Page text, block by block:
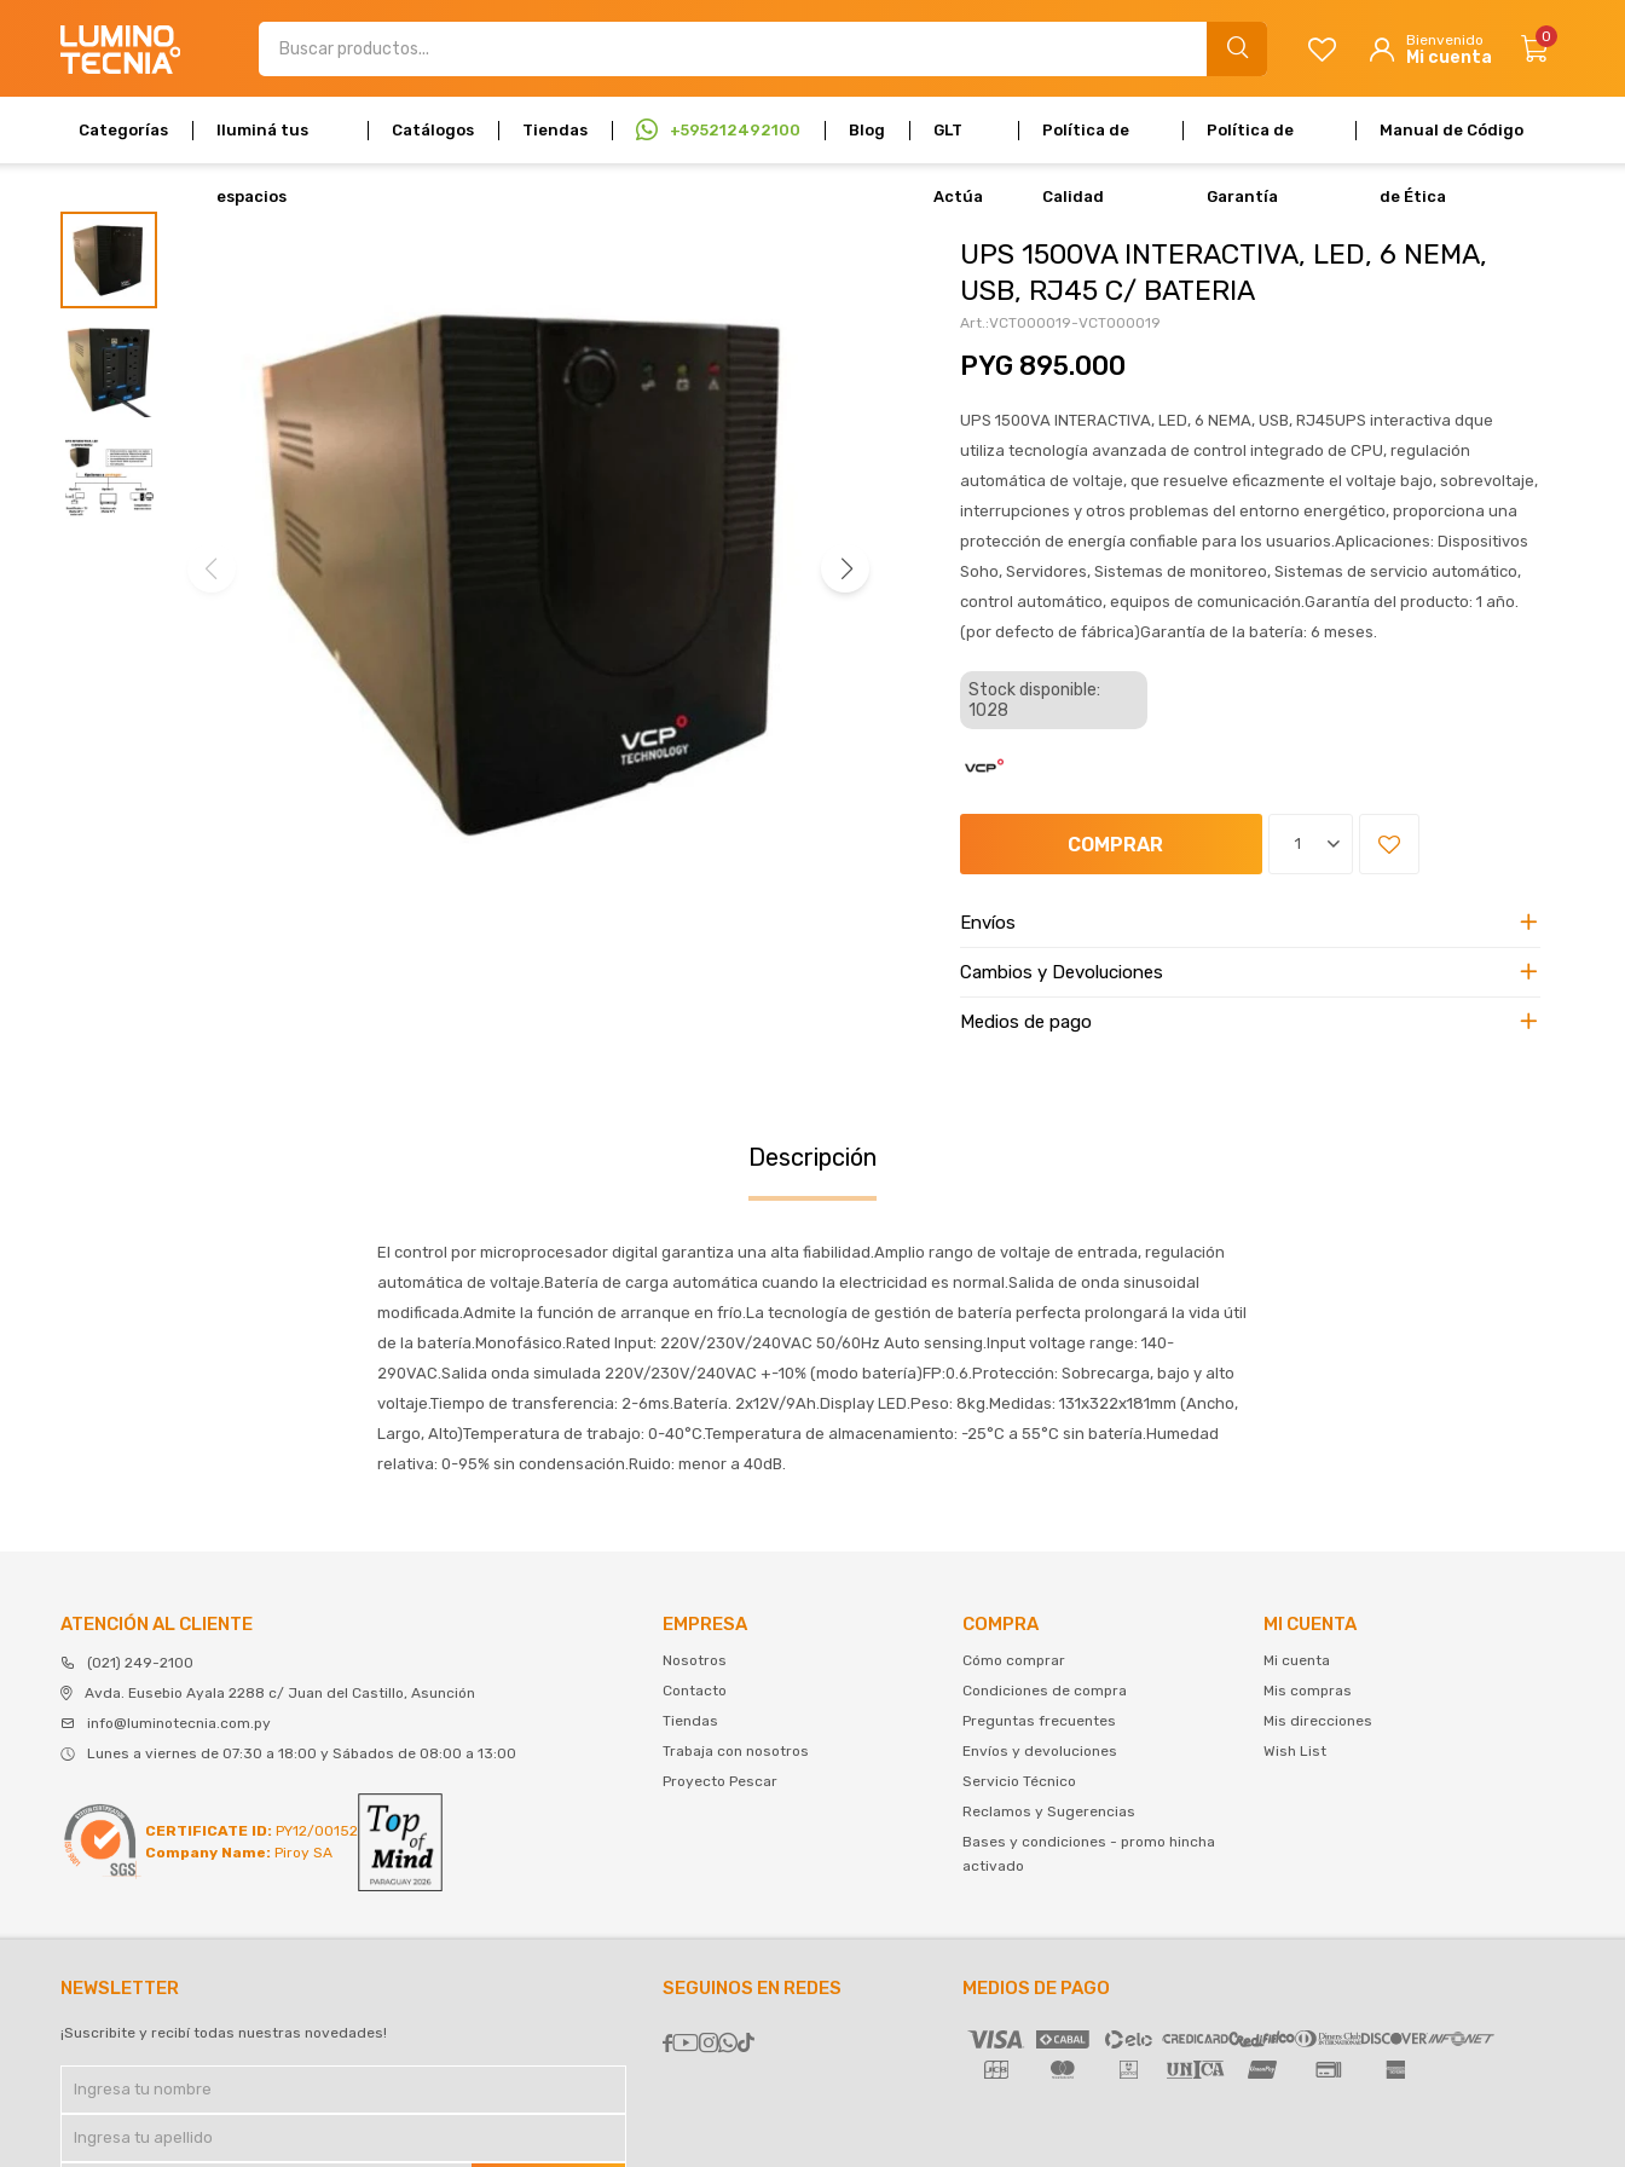
Categorías Iluminá tus
espacios
Catálogos Tiendas +595212492100 Blog GLT
Actúa
Política de
Calidad
Política de
Garantía
Manual de Código
de Ética
0
UPS 1500VA INTERACTIVA, LED, 6 NEMA,
USB, RJ45 C/ BATERIA
VCT000019-VCT000019
PYG 895.000
UPS 1500VA INTERACTIVA, LED, 6 NEMA, USB, RJ45UPS interactiva dque
utiliza tecnología avanzada de control integrado de CPU, regulación
automática de voltaje, que resuelve eficazmente el voltaje bajo, sobrevoltaje,
interrupciones y otros problemas del entorno energético, proporciona una
protección de energía confiable para los usuarios.Aplicaciones: Dispositivos
Soho, Servidores, Sistemas de monitoreo, Sistemas de servicio automático,
control automático, equipos de comunicación.Garantía del producto: 1 año.
(por defecto de fábrica)Garantía de la batería: 6 meses.
Stock disponible:
1028
1
COMPRAR
Envíos
Cambios y Devoluciones
Medios de pago
Descripción
El control por microprocesador digital garantiza una alta fiabilidad.Amplio rango de voltaje de entrada, regulación
automática de voltaje.Batería de carga automática cuando la electricidad es normal.Salida de onda sinusoidal
modificada.Admite la función de arranque en frío.La tecnología de gestión de batería perfecta prolongará la vida útil
de la batería.Monofásico.Rated Input: 220V/230V/240VAC 50/60Hz Auto sensing.Input voltage range: 140-
290VAC.Salida onda simulada 220V/230V/240VAC +-10% (modo batería)FP:0.6.Protección: Sobrecarga, bajo y alto
voltaje.Tiempo de transferencia: 2-6ms.Batería. 2x12V/9Ah.Display LED.Peso: 8kg.Medidas: 131x322x181mm (Ancho,
Largo, Alto)Temperatura de trabajo: 0-40°C.Temperatura de almacenamiento: -25°C a 55°C sin batería.Humedad
relativa: 0-95% sin condensación.Ruido: menor a 40dB.
ATENCIÓN AL CLIENTE
(021) 249-2100
Avda. Eusebio Ayala 2288 c/ Juan del Castillo, Asunción
info@luminotecnia.com.py
Lunes a viernes de 07:30 a 18:00 y Sábados de 08:00 a 13:00
CERTIFICATE ID: PY12/00152
Company Name: Piroy SA
EMPRESA
Nosotros
Contacto
Tiendas
Trabaja con nosotros
Proyecto Pescar
COMPRA
Cómo comprar
Condiciones de compra
Preguntas frecuentes
Envíos y devoluciones
Servicio Técnico
Reclamos y Sugerencias
Bases y condiciones - promo hincha
activado
MI CUENTA
Mi cuenta
Mis compras
Mis direcciones
Wish List
NEWSLETTER
¡Suscribite y recibí todas nuestras novedades!
SEGUINOS EN REDES

MEDIOS DE PAGO